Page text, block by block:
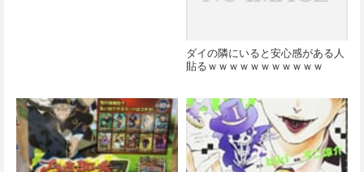
ダイの隣にいると安心感がある人
貼るｗｗｗｗｗｗｗｗｗｗｗ